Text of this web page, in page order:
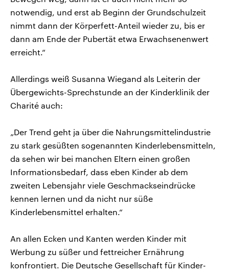
notwendig, und erst ab Beginn der Grundschulzeit
nimmt dann der Körperfett-Anteil wieder zu, bis er
dann am Ende der Pubertät etwa Erwachsenenwert
erreicht.“
Allerdings weiß Susanna Wiegand als Leiterin der
Übergewichts-Sprechstunde an der Kinderklinik der
Charité auch:
„Der Trend geht ja über die Nahrungsmittelindustrie
zu stark gesüßten sogenannten Kinderlebensmitteln,
da sehen wir bei manchen Eltern einen großen
Informationsbedarf, dass eben Kinder ab dem
zweiten Lebensjahr viele Geschmackseindrücke
kennen lernen und da nicht nur süße
Kinderlebensmittel erhalten.“
An allen Ecken und Kanten werden Kinder mit
Werbung zu süßer und fettreicher Ernährung
konfrontiert. Die Deutsche Gesellschaft für Kinder-